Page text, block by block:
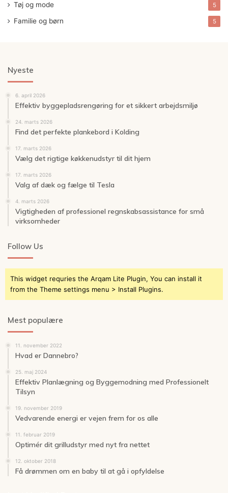
Tøj og mode 5
Familie og børn 5
Nyeste
6. april 2026
Effektiv byggepladsrengøring for et sikkert arbejdsmiljø
24. marts 2026
Find det perfekte plankebord i Kolding
17. marts 2026
Vælg det rigtige køkkenudstyr til dit hjem
17. marts 2026
Valg af dæk og fælge til Tesla
4. marts 2026
Vigtigheden af professionel regnskabsassistance for små
virksomheder
Follow Us
This widget requries the Arqam Lite Plugin, You can install it
from the Theme settings menu > Install Plugins.
Mest populære
11. november 2022
Hvad er Dannebro?
25. maj 2024
Effektiv Planlægning og Byggemodning med Professionelt
Tilsyn
19. november 2019
Vedvarende energi er vejen frem for os alle
11. februar 2019
Optimér dit grilludstyr med nyt fra nettet
12. oktober 2018
Få drømmen om en baby til at gå i opfyldelse